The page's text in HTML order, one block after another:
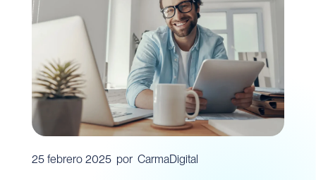
25 febrero 2025 por CarmaDigital